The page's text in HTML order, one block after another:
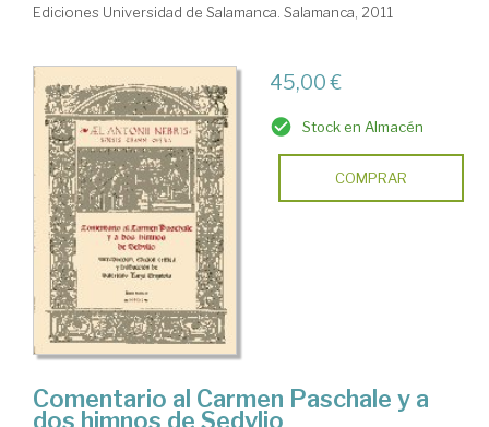
Ediciones Universidad de Salamanca. Salamanca, 2011
45,00 €
Stock en Almacén
COMPRAR
Comentario al Carmen Paschale y a
dos himnos de Sedvlio